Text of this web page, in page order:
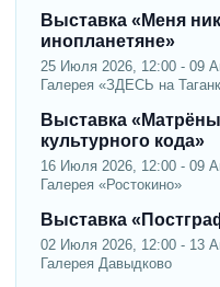
Выставка «Меня
инопланетяне»
25 Июля 2026, 12:00 - 09
Галерея «ЗДЕСЬ на
Выставка
культурного кода»
16 Июля 2026, 12:00 - 09
Галерея «Ростокино»
Выставка
02 Июля 2026, 12:00 - 13
Галерея Давыдково